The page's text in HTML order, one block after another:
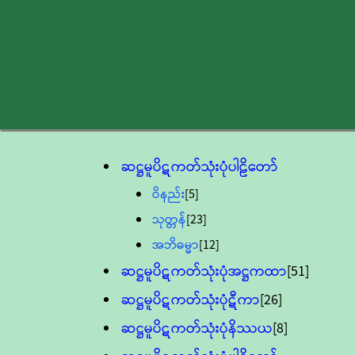
ဆဋ္ဌမူပိဋကတ်သုံးပုံပါဠိတော်
ဝိနည်း[5]
သုတ္တန်[23]
အဘိဓမ္မာ[12]
ဆဋ္ဌမူပိဋကတ်သုံးပုံအဋ္ဌကထာ[51]
ဆဋ္ဌမူပိဋကတ်သုံးပုံဋီကာ[26]
ဆဋ္ဌမူပိဋကတ်သုံးပုံနိဿယ[8]